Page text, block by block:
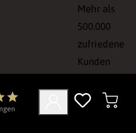
Mehr als
500.000
zufriedene
Kunden